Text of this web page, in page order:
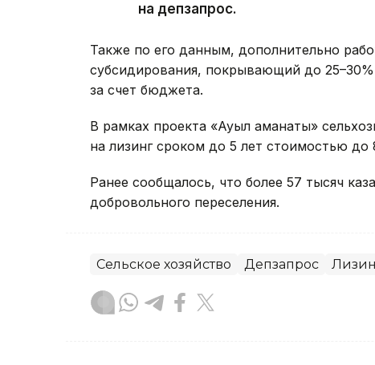
на депзапрос.
Также по его данным, дополнительно
субсидирования, покрывающий до
за счет бюджета.
В рамках проекта «Ауыл аманаты»
на лизинг сроком до 5 лет стоимостью
Ранее сообщалось, что более 57 тысяч
добровольного переселения.
Сельское хозяйство Депзапрос